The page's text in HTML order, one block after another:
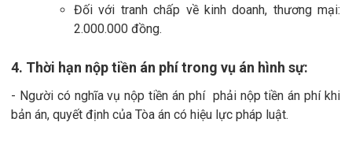
Đối với tranh chấp về kinh doanh, thương mại:
2.000.000 đồng.
4. Thời hạn nộp tiền án phí trong vụ án hình sự:
- Người có nghĩa vụ nộp tiền án phí phải nộp tiền án phí khi
bản án, quyết định của Tòa án có hiệu lực pháp luật.